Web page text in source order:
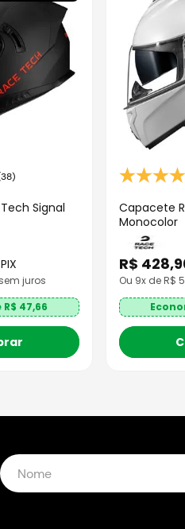
Signal
sem juros
47,66
Capacete
Monocolor
R$ 428,
Ou 9x de R$